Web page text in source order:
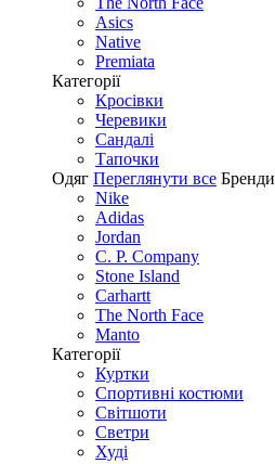
Asics
Native
Premiata
Категорії
Кросівки
Черевики
Сандалі
Tапочки
Одяг Переглянути все Бренди
Nike
Adidas
Jordan
C. P. Company
Stone Island
Carhartt
The North Face
Manto
Категорії
Куртки
Спортивні костюми
Світшоти
Светри
Худі